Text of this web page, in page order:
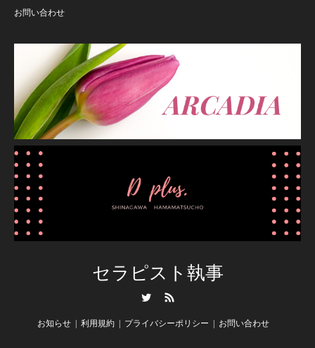
お問い合わせ
セラピスト執事
お知らせ 利用規約 プライバシーポリシー お問い合わせ